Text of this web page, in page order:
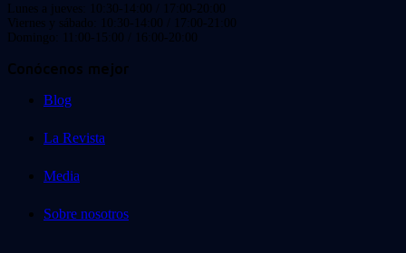
Lunes a jueves: 10:30-14:00 / 17:00-20:00
Viernes y sábado: 10:30-14:00 / 17:00-21:00
Domingo: 11:00-15:00 / 16:00-20:00
Conócenos mejor
Blog
La Revista
Media
Sobre nosotros